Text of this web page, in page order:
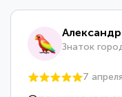
Знаток
7